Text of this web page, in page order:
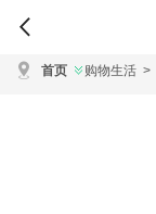
首页 购物生活 >